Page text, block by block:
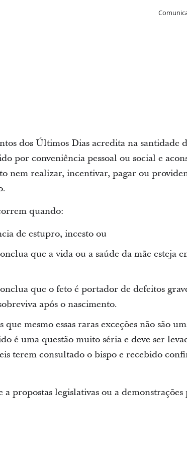
dos Últimos Dias acredita na santidade
por conveniência pessoal ou social e
nem realizar, incentivar, pagar ou
quando:
de estupro, incesto ou
que a vida ou a saúde da mãe esteja
que o feto é portador de defeitos
após o nascimento.
mesmo essas raras exceções não são
é uma questão muito séria e deve ser
terem consultado o bispo e recebido
propostas legislativas ou a